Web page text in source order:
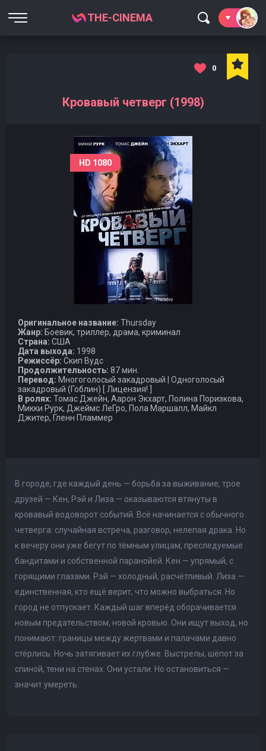
THE-CINEMA
Кровавый четверг (1998)
0
HD 1080
Оригинальное название: Thursday
Жанр: Боевик, триллер, драма, криминал
Страна: США
Дата выхода: 1998
Режиссёр: Скип Вудс
Продолжительность: 87 мин.
Перевод: Многоголосый закадровый | Одноголосый
закадровый (Гоблин) [ Лицензия! ]
В ролях: Томас Джейн, Аарон Экхарт, Полина Поризкова,
Микки Рурк, Джеймс ЛеГро, Пола Маршалл, Майкл
Джитер, Гленн Пламмер
В городе, где каждый день — борьба за выживание, трое
друзей — Кен, Рэй и Лиза — оказываются втянуты в
кровавый водоворот событий. Всё начинается с обычного
четверга: случайная встреча, разговор, нелепая драка. Но
к вечеру они уже бегут по тёмным улицам, преследуемые
бандитами и собственной паранойей. Кен — упрямый, с
горящими глазами. Рэй — холодный, расчётливый. Лиза —
единственная, кто ещё верит, что можно выбраться. Но
город не отпускает. Каждый шаг вперёд оборачивается
новым предательством, новой кровью. Они ищут выход, но
понимают: границы между жертвами и палачами давно
стёрлись. Ночь затягивает их глубже. Выстрелы, шёпот за
спиной, тени на стенах. Они устали. Но остановиться —
значит умереть.